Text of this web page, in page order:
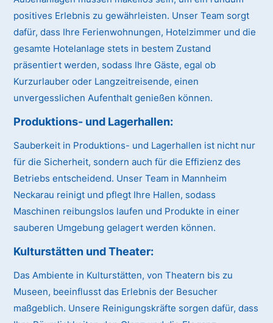
positives Erlebnis zu gewährleisten. Unser Team sorgt
dafür, dass Ihre Ferienwohnungen, Hotelzimmer und die
gesamte Hotelanlage stets in bestem Zustand
präsentiert werden, sodass Ihre Gäste, egal ob
Kurzurlauber oder Langzeitreisende, einen
unvergesslichen Aufenthalt genießen können.
Produktions- und Lagerhallen:
Sauberkeit in Produktions- und Lagerhallen ist nicht nur
für die Sicherheit, sondern auch für die Effizienz des
Betriebs entscheidend. Unser Team in Mannheim
Neckarau reinigt und pflegt Ihre Hallen, sodass
Maschinen reibungslos laufen und Produkte in einer
sauberen Umgebung gelagert werden können.
Kulturstätten und Theater:
Das Ambiente in Kulturstätten, von Theatern bis zu
Museen, beeinflusst das Erlebnis der Besucher
maßgeblich. Unsere Reinigungskräfte sorgen dafür, dass